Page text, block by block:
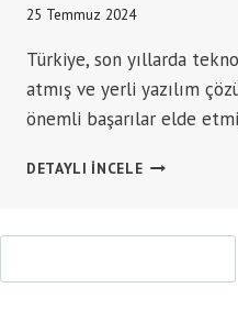
25 Temmuz 2024
Türkiye, son yıllarda
atmış ve yerli yazılım
önemli başarılar elde
DETAYLI INCELEYERLI
TABANLI
İLE